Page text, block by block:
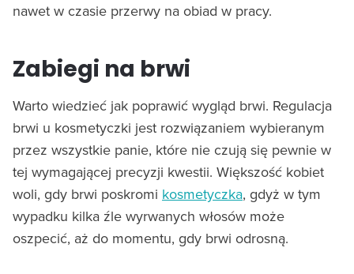
nawet w czasie przerwy na obiad w pracy.
Zabiegi na brwi
Warto wiedzieć jak poprawić wygląd brwi. Regulacja
brwi u kosmetyczki jest rozwiązaniem wybieranym
przez wszystkie panie, które nie czują się pewnie w
tej wymagającej precyzji kwestii. Większość kobiet
woli, gdy brwi poskromi kosmetyczka, gdyż w tym
wypadku kilka źle wyrwanych włosów może
oszpecić, aż do momentu, gdy brwi odrosną.